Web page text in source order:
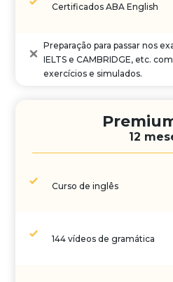
Certificados ABA English
Preparação para passar nos
IELTS e CAMBRIDGE, etc.
exercícios e simulados.
12
Curso de inglês
144 vídeos de gramática